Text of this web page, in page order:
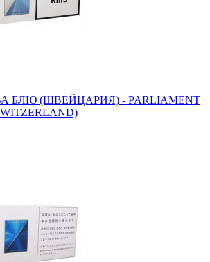
БЛЮ (ШВЕЙЦАРИЯ) - PARLIAMENT